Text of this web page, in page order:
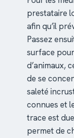
prestataire
afin qu’il
Passez
surface
d’animaux,
de se
saleté
connues et
trace est
permet de